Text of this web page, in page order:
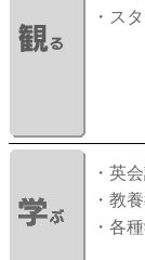
・ス
・英
・教
・各